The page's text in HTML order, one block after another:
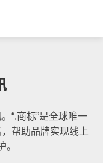
“.商标”是全球唯一
帮助品牌实现线上
。